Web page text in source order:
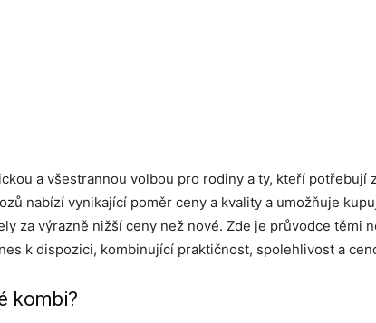
a všestrannou volbou pro rodiny a ty, kteří potřebují
nabízí vynikající poměr ceny a kvality a umožňuje
za výrazně nižší ceny než nové. Zde je průvodce těmi
k dispozici, kombinující praktičnost, spolehlivost a
kombi?